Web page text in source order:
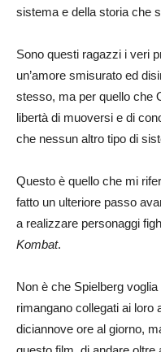
sistema e della storia che
Sono questi ragazzi i veri
un’amore smisurato ed
stesso, ma per quello che
libertà di muoversi e di
che nessun altro tipo di
Questo è quello che mi
fatto un ulteriore passo
a realizzare personaggi
Kombat.
Non è che Spielberg
rimangano collegati ai loro
diciannove ore al giorno,